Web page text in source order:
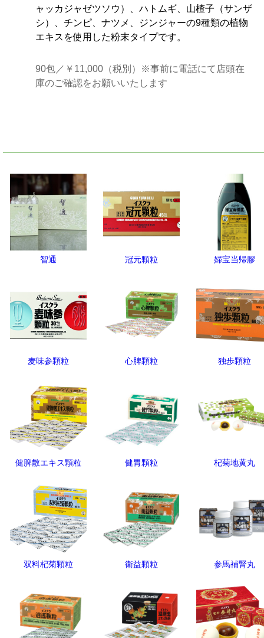
ャッカジャゼツソウ）、ハトムギ、山楂子（サンザ
シ）、チンピ、ナツメ、ジンジャーの9種類の植物
エキスを使用した粉末タイプです。
90包／￥11,000（税別）※事前に電話にて店頭在
庫のご確認をお願いいたします
智通 冠元顆粒 婦宝当帰膠
麦味参顆粒 心脾顆粒 独歩顆粒
健脾散エキス顆粒 健胃顆粒 杞菊地黄丸
双料杞菊顆粒 衛益顆粒 参馬補腎丸